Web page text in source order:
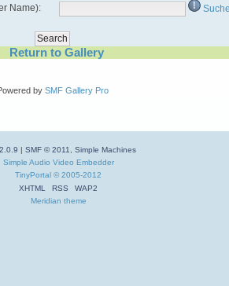
Name):
Return to Gallery
by SMF Gallery Pro
|SMF © 2011,Simple Machines
Simple Audio Video Embedder
TinyPortal © 2005-2012
XHTML
RSS
WAP2
Meridian theme